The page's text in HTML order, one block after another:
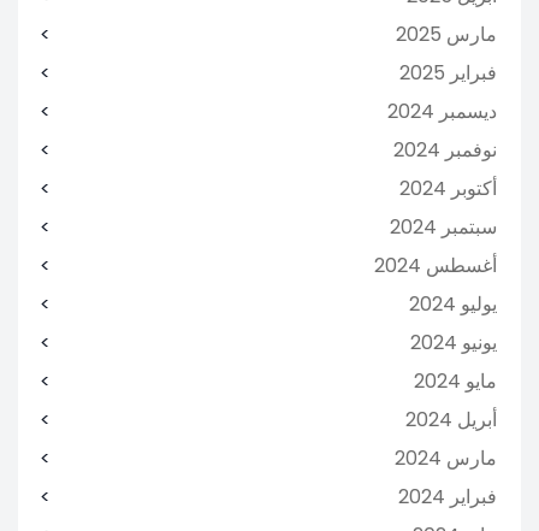
مارس 2025
فبراير 2025
ديسمبر 2024
نوفمبر 2024
أكتوبر 2024
سبتمبر 2024
أغسطس 2024
يوليو 2024
يونيو 2024
مايو 2024
أبريل 2024
مارس 2024
فبراير 2024